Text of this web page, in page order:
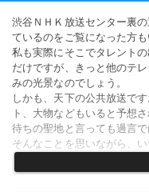
渋谷ＮＨＫ放送センター裏
ているのをご覧になった方も
私も実際にそこでタレント
だけですが、きっと他のテ
みの光景なのでしょう。
しかも、天下の公共放送で
ト、大物などもいると予想
待ちの聖地と言っても過言
そんなことを思いながら、
になくXXの女の子ばかりの
をサボって馳せ参じたんで